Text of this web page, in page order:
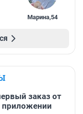
Марина,54
заказ от
приложении